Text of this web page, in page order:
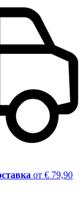
от € 79,90